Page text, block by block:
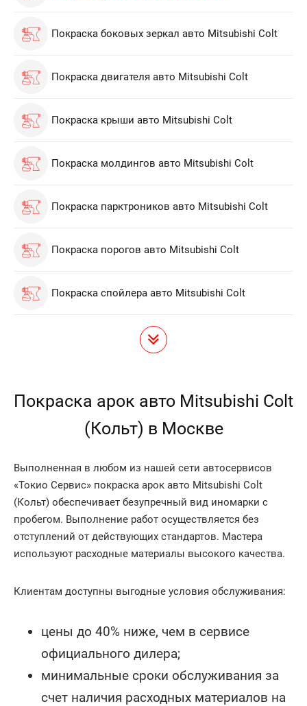
Покраска боковых зеркал авто Mitsubishi Colt
Покраска двигателя авто Mitsubishi Colt
Покраска крыши авто Mitsubishi Colt
Покраска молдингов авто Mitsubishi Colt
Покраска парктроников авто Mitsubishi Colt
Покраска порогов авто Mitsubishi Colt
Покраска спойлера авто Mitsubishi Colt
Покраска арок авто Mitsubishi Colt
(Кольт) в Москве
Выполненная в любом из нашей сети автосервисов
«Токио Сервис» покраска арок авто Mitsubishi Colt
(Кольт) обеспечивает безупречный вид иномарки с
пробегом. Выполнение работ осуществляется без
отступлений от действующих стандартов. Мастера
используют расходные материалы высокого качества.
Клиентам доступны выгодные условия обслуживания:
цены до 40% ниже, чем в сервисе
официального дилера;
минимальные сроки обслуживания за
счет наличия расходных материалов на